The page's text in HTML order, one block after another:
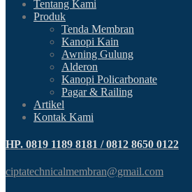
Tentang Kami
Produk
Tenda Membran
Kanopi Kain
Awning Gulung
Alderon
Kanopi Policarbonate
Pagar & Railing
Artikel
Kontak Kami
HP. 0819 1189 8181 / 0812 8650 0122
ciptatechnicalmembran@gmail.com